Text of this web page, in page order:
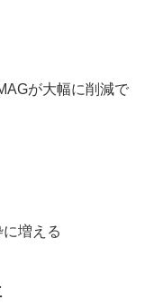
が大幅に削減で
に増える